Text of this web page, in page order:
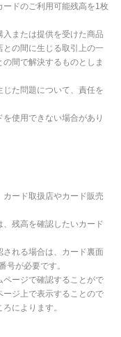
ードのご利用可能残高を1枚
入または提供を受けた商品
の間に生じる取引上の一
間で解決するものとしま
じた問題について、責任を
使用できない場合があり
カード取扱店やカード販売
、残高を確認したいカード
される場合は、カード裏面
号が必要です。
ページで確認することがで
ージ上で表示することので
によります。